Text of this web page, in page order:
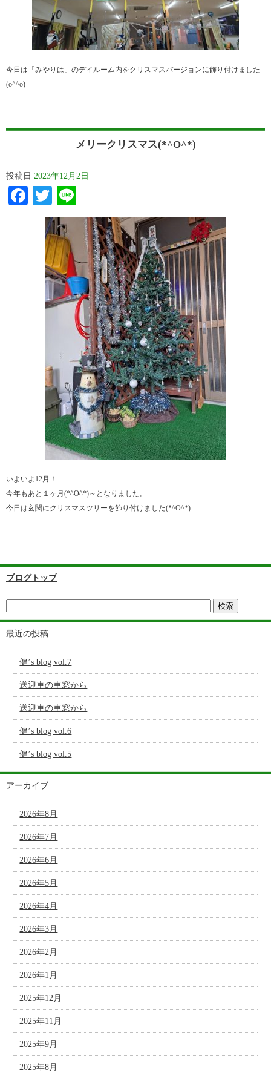
今日は「みやりは」のデイルーム内をクリスマスバージョンに飾り付けました
(o^^o)
メリークリスマス(*^O^*)
投稿日 2023年12月2日
Facebook
Twitter
いよいよ12月！
今年もあと１ヶ月(*^O^*)～となりました。
今日は玄関にクリスマスツリーを飾り付けました(*^O^*)
ブログトップ
最近の投稿
健’s blog vol.7
送迎車の車窓から
送迎車の車窓から
健’s blog vol.6
健’s blog vol.5
アーカイブ
2026年8月
2026年7月
2026年6月
2026年5月
2026年4月
2026年3月
2026年2月
2026年1月
2025年12月
2025年11月
2025年9月
2025年8月